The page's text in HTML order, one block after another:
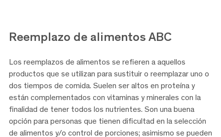
Reemplazo dealimentos ABC
Los reemplazos de alimentos se reﬁeren a aquellos
productos que se utilizan para sustituir o reemplazar uno o
dos tiempos de comida. Suelen ser altos en proteína y
están complementados con vitaminas y minerales con la
ﬁnalidad de tener todos los nutrientes. Son una buena
opción para personas que tienen diﬁcultad en la selección
de alimentos y/o control de porciones; asimismo se pueden